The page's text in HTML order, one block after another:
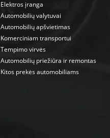
Elektros įranga
Automobilių valytuvai
Automobilių apšvietimas
Komerciniam transportui
Tempimo virvės
Automobilių priežiūra ir remontas
Kitos prekės automobiliams